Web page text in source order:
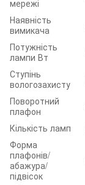
мережі
Наявність
вимикача
Потужність
лампи Вт
Ступінь
вологозахисту
Поворотний
плафон
Кількість ламп
Форма
плафонів/
абажура/
підвісок